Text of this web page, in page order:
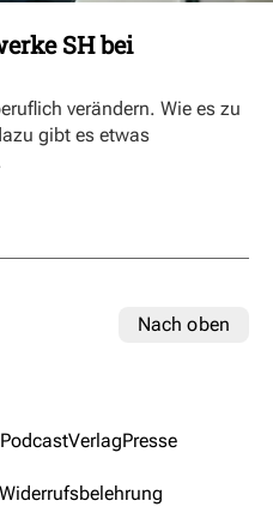
SH bei
verändern. Wie es zu
gibt es etwas
Nach oben
PodcastVerlagPresse
Widerrufsbelehrung